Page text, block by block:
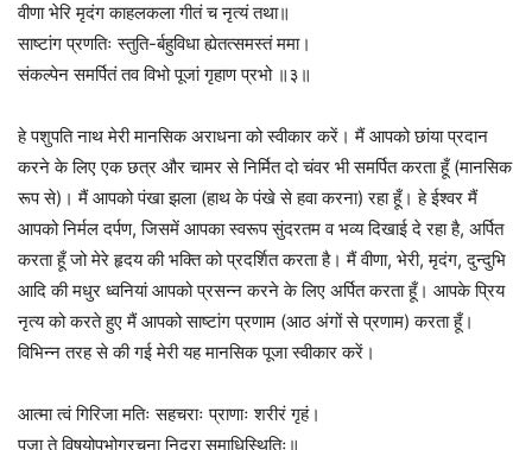
वीणा भेरि मृदंग काहलकला गीतं च नृत्यं तथा॥
साष्टांग प्रणतिः स्तुति-र्बहुविधा ह्येतत्समस्तं ममा।
संकल्पेन समर्पितं तव विभो पूजां गृहाण प्रभो ॥३॥
हे पशुपति नाथ मेरी मानसिक अराधना को स्वीकार करें। मैं आपको छांया प्रदान
करने के लिए एक छत्र और चामर से निर्मित दो चंवर भी समर्पित करता हूँ (मानसिक
रूप से)। मैं आपको पंखा झला (हाथ के पंखे से हवा करना) रहा हूँ। हे ईश्वर मैं
आपको निर्मल दर्पण, जिसमें आपका स्वरूप सुंदरतम व भव्य दिखाई दे रहा है, अर्पित
करता हूँ जो मेरे हृदय की भक्ति को प्रदर्शित करता है। मैं वीणा, भेरी, मृदंग, दुन्दुभि
आदि की मधुर ध्वनियां आपको प्रसन्न करने के लिए अर्पित करता हूँ। आपके प्रिय
नृत्य को करते हुए मैं आपको साष्टांग प्रणाम (आठ अंगों से प्रणाम) करता हूँ।
विभिन्न तरह से की गई मेरी यह मानसिक पूजा स्वीकार करें।
आत्मा त्वं गिरिजा मतिः सहचराः प्राणाः शरीरं गृहं।
पूजा ते विषयोपभोगरचना निद्रा समाधिस्थितिः॥